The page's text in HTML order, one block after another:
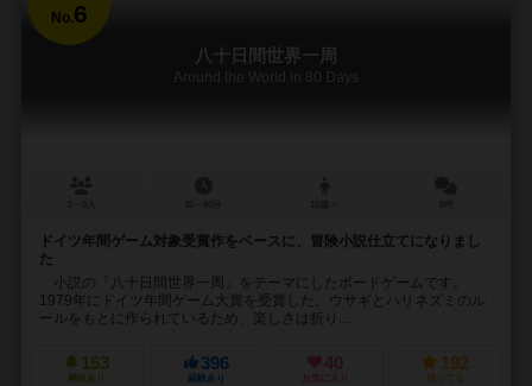
No.6
八十日間世界一周
Around the World in 80 Days
ドイツ年間ゲーム対象受賞作をベースに、冒険小説仕立てになりまし
た
小説の「八十日間世界一周」をテーマにしたボードゲームです。
1979年にドイツ年間ゲーム大賞を受賞した、ウサギとハリネズミのル
ールをもとに作られているため、楽しさは折り...
153
興味あり
396
経験あり
40
お気に入り
192
持ってる